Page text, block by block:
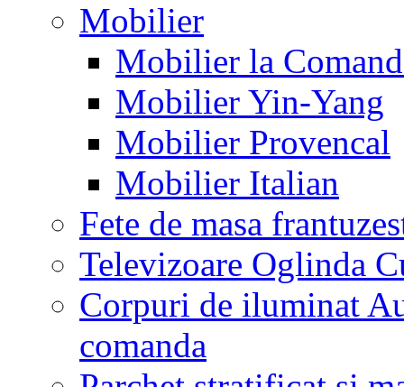
Mobilier
Mobilier la
Mobilier Yin-Yang
Mobilier Provencal
Mobilier Italian
Fete de masa
Televizoare Oglinda
Corpuri de iluminat
comanda